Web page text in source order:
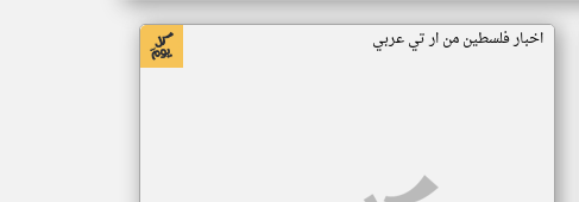
اخبار فلسطين من ار تي عربي